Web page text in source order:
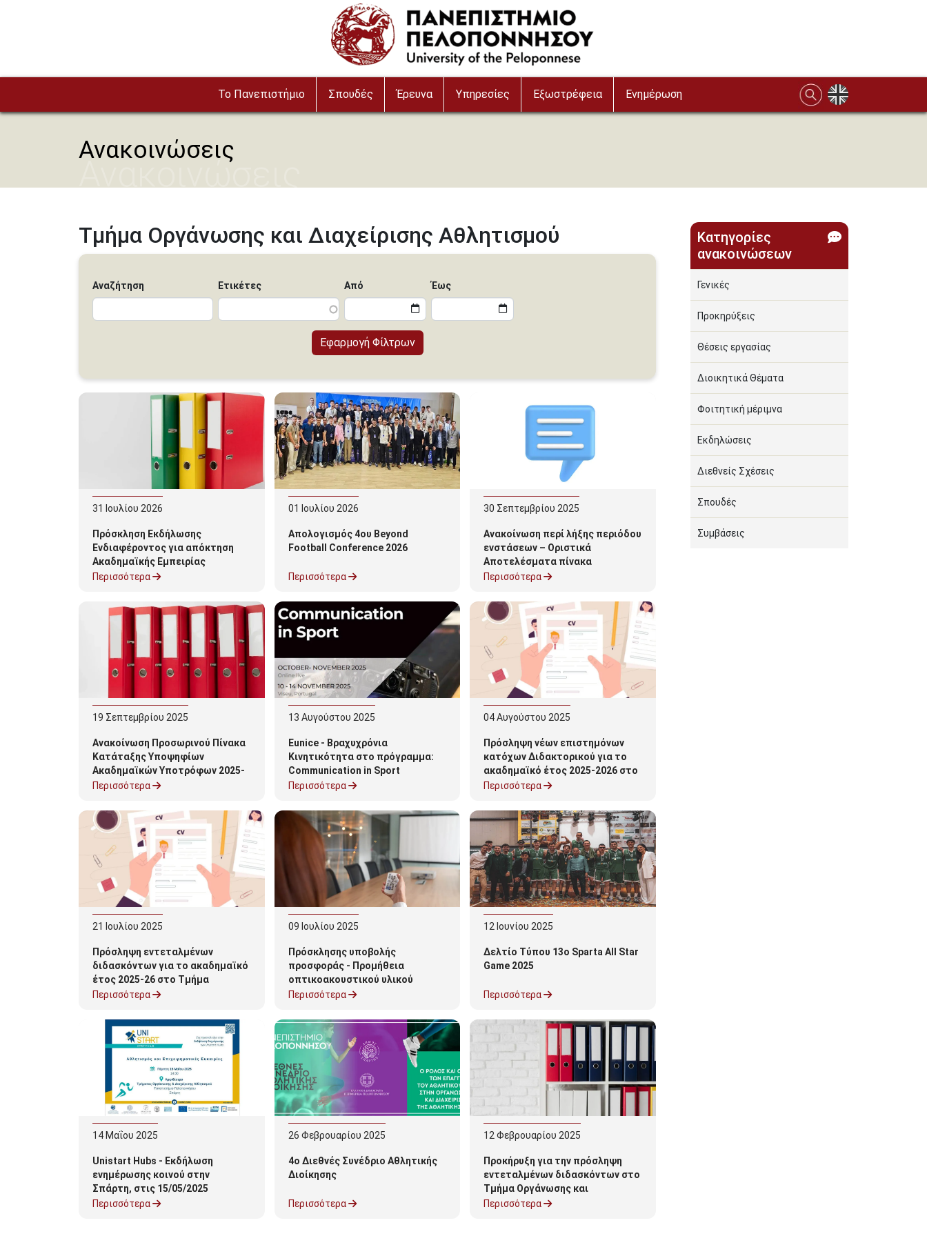
To Πανεπιστήμιο Σπουδές Έρευνα Υπηρεσίες Εξωστρέφεια Ενημέρωση
Ανακοινώσεις
Ανακοινώσεις
Τμήμα Οργάνωσης και Διαχείρισης Αθλητισμού
Αναζήτηση Ετικέτες Από Έως
31 Ιουλίου 2026
Πρόσκληση Εκδήλωσης
Ενδιαφέροντος για απόκτηση
Ακαδημαϊκής Εμπειρίας
Χειμερινό Εξάμηνο ακ. ετ. 2026-
Διαχείρισης Αθλητισμού
Περισσότερα
01 Ιουλίου 2026
Απολογισμός 4ου Beyond
Football Conference 2026
Περισσότερα
30 Σεπτεμβρίου 2025
Ανακοίνωση περί λήξης περιόδου
ενστάσεων – Οριστικά
Αποτελέσματα πίνακα
Ακαδημαϊκών υποτρόφων 2025-
Διαχείρισης Αθλητισμού
Περισσότερα
19 Σεπτεμβρίου 2025
Ανακοίνωση Προσωρινού Πίνακα
Κατάταξης Υποψηφίων
Ακαδημαϊκών Υποτρόφων 2025-
2026 2025-2026 Τμήμα
Αθλητισμού
Περισσότερα
13 Αυγούστου 2025
Eunice - Βραχυχρόνια
Κινητικότητα στο πρόγραμμα:
Communication in Sport
Περισσότερα
04Αυγούστου 2025
Πρόσληψη νέων επιστημόνων
κατόχων Διδακτορικού για το
ακαδημαϊκό έτος 2025-2026 στο
τμήμα Οργάνωσης και
Περισσότερα
21 Ιουλίου 2025
Πρόσληψη εντεταλμένων
διδασκόντων για το ακαδημαϊκό
έτος 2025-26 στο Τμήμα
Οργάνωσης και Διαχείρισης
Περισσότερα
09 Ιουλίου 2025
Πρόσκλησης υποβολής
προσφοράς - Προμήθεια
οπτικοακουστικού υλικού
Περισσότερα
12 Ιουνίου 2025
Δελτίο Τύπου 13ο Sparta All Star
Game 2025
Περισσότερα
14 Μαΐου 2025
Unistart Hubs - Eκδήλωση
ενημέρωσης κοινού στην
Σπάρτη, στις 15/05/2025
Περισσότερα
26 Φεβρουαρίου 2025
4o Διεθνές Συνέδριο Αθλητικής
Διοίκησης
Περισσότερα
12 Φεβρουαρίου 2025
Προκήρυξη για την πρόσληψη
εντεταλμένων διδασκόντων στο
Τμήμα Οργάνωσης και
Διαχείρισης Αθλητισμού για το
Περισσότερα
Κατηγορίες
ανακοινώσεων
Γενικές
Προκηρύξεις
Θέσεις εργασίας
Διοικητικά Θέματα
Φοιτητική μέριμνα
Εκδηλώσεις
Διεθνείς Σχέσεις
Σπουδές
Συμβάσεις